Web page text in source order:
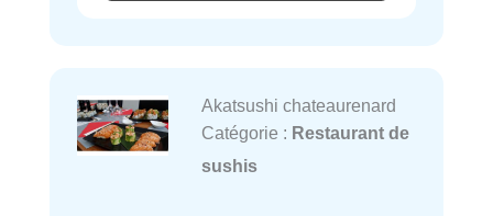
Akatsushi chateaurenard
Catégorie : Restaurant de
sushis